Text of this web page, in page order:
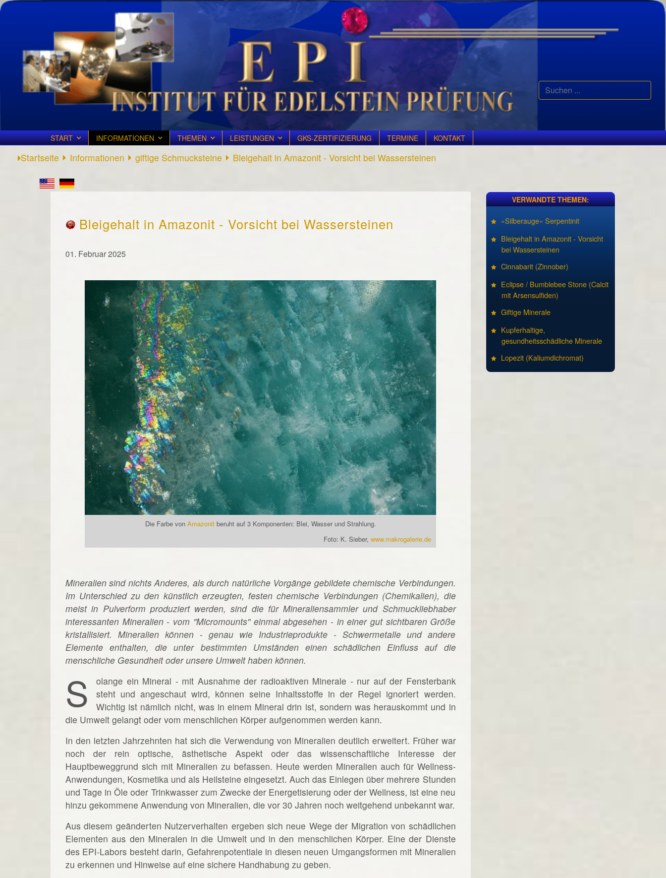
Suchen
...
START INFORMATIONEN THEMEN LEISTUNGEN GKS-ZERTIFIZIERUNG TERMINE KONTAKT
Startseite Informationen giftige Schmucksteine Bleigehalt in Amazonit - Vorsicht bei Wassersteinen
Bleigehalt in Amazonit - Vorsicht bei Wassersteinen
01. Februar 2025
Die Farbe von Amazonitberuht auf 3 Komponenten: Blei, Wasser und Strahlung.
Foto: K. Sieber,www.makrogalerie.de
Mineralien sind nichts Anderes, als durch natürliche Vorgänge gebildete chemische Verbindungen.
Im Unterschied zu den künstlich erzeugten, festen chemische Verbindungen (Chemikalien), die
meist in Pulverform produziert werden, sind die für Mineraliensammler und Schmuckliebhaber
interessanten Mineralien - vom "Micromounts" einmal abgesehen - in einer gut sichtbaren Größe
kristallisiert. Mineralien können - genau wie Industrieprodukte - Schwermetalle und andere
Elemente enthalten, die unter bestimmten Umständen einen schädlichen Einfluss auf die
menschliche Gesundheit oder unsere Umwelt haben können.
S
olange ein Mineral - mit Ausnahme der radioaktiven Minerale - nur auf der Fensterbank
steht und angeschaut wird, können seine Inhaltsstoffe in der Regel ignoriert werden.
Wichtig ist nämlich nicht, was in einem Mineral drin ist, sondern was herauskommt und in
die Umwelt gelangt oder vom menschlichen Körper aufgenommen werden kann.
In den letzten Jahrzehnten hat sich die Verwendung von Mineralien deutlich erweitert. Früher war
noch der rein optische, ästhetische Aspekt oder das wissenschaftliche Interesse der
Hauptbeweggrund sich mit Mineralien zu befassen. Heute werden Mineralien auch für Wellness-
Anwendungen, Kosmetika und als Heilsteine eingesetzt. Auch das Einlegen über mehrere Stunden
und Tage in Öle oder Trinkwasser zum Zwecke der Energetisierung oder der Wellness, ist eine neu
hinzu gekommene Anwendung von Mineralien, die vor 30 Jahren noch weitgehend unbekannt war.
Aus diesem geänderten Nutzerverhalten ergeben sich neue Wege der Migration von schädlichen
Elementen aus den Mineralen in die Umwelt und in den menschlichen Körper. Eine der Dienste
des EPI-Labors besteht darin, Gefahrenpotentiale in diesen neuen Umgangsformen mit Mineralien
zu erkennen und Hinweise auf eine sichere Handhabung zu geben.
VERWANDTE THEMEN:
»Silberauge« Serpentinit
Bleigehalt in Amazonit - Vorsicht
bei Wassersteinen
Cinnabarit (Zinnober)
Eclipse / Bumblebee Stone (Calcit
mit Arsensulfiden)
Giftige Minerale
Kupferhaltige,
gesundheitsschädliche Minerale
Lopezit (Kaliumdichromat)